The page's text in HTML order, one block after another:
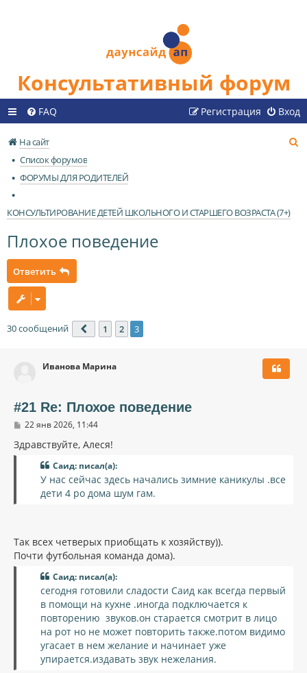
Консультативный форум
FAQ Вход
Регистрация
На сайт
Список форумов
ФОРУМЫ ДЛЯ РОДИТЕЛЕЙ
КОНСУЛЬТИРОВАНИЕ ДЕТЕЙ ШКОЛЬНОГО И СТАРШЕГО ВОЗРАСТА (7+)
Плохое поведение
Ответить
30 сообщений Пред.
1 2 3
Иванова Марина
#21 Re: Плохое поведение
С
о
б
22 янв 2026, 11:44
Здравствуйте, Алеся!
Саид: писал(а):
У нас сейчас здесь начались зимние каникулы .все
дети 4 ро дома шум гам.
Так всех четверых приобщать к хозяйству)).
Почти футбольная команда дома).
Саид: писал(а):
сегодня готовили сладости Саид как всегда первый
в помощи на кухне .иногда подключается к
повторению звуков.он старается смотрит в лицо
на рот но не может повторить также.потом видимо
угасает в нем желание и начинает уже
упирается.издавать звук нежелания.